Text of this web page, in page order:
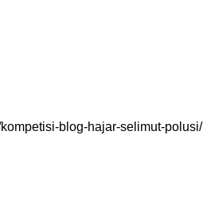
blog-hajar-selimut-polusi/